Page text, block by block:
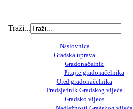
Traži...
Naslovnica
Gradska uprava
Gradonačelnik
Pitajte gradonačelnika
Ured gradonačelnika
Predsjednik Gradskog vijeća
Gradsko vijeće